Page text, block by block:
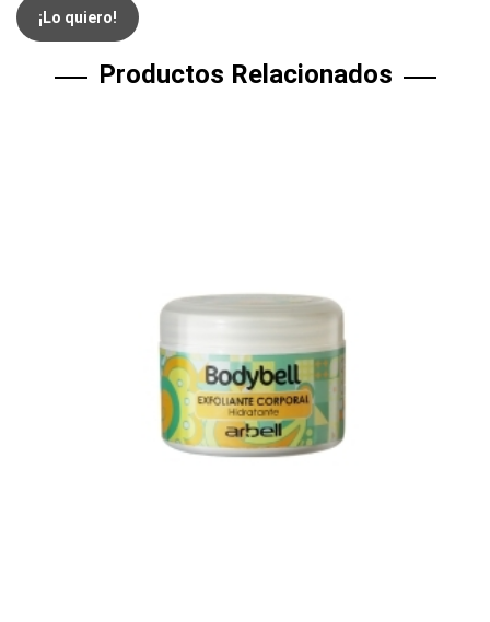
¡Lo quiero!
Productos Relacionados